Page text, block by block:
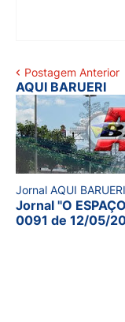
Postagem Anterior
AQUI BARUERI
Jornal AQUI BARUERI
Jornal "O
0091 de 12/05/